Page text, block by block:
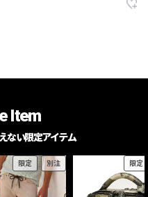
Item
ない限定アイテム
限定 別注 限定